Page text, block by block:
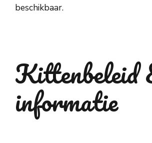
beschikbaar.
Kittenbeleid
informatie